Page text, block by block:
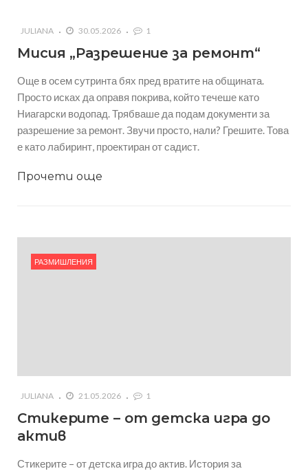
JULIANA 30.05.2026 1
Мисия „Разрешение за ремонт“
Още в осем сутринта бях пред вратите на общината.
Просто исках да оправя покрива, който течеше като
Ниагарски водопад. Трябваше да подам документи за
разрешение за ремонт. Звучи просто, нали? Грешите. Това
е като лабиринт, проектиран от садист.
Прочети още
РАЗМИШЛЕНИЯ
JULIANA 21.05.2026 1
Стикерите – от детска игра до
актив
Стикерите – от детска игра до актив. История за